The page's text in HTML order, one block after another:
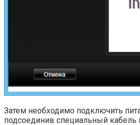
Затем необходимо подключить
подсоединив специальный кабель